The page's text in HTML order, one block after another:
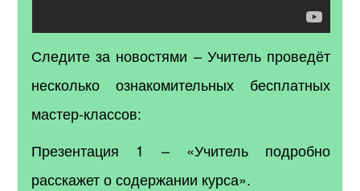
Следите за новостями – Учитель проведёт
несколько ознакомительных бесплатных
мастер-классов:
Презентация 1 – «Учитель подробно
расскажет о содержании курса».